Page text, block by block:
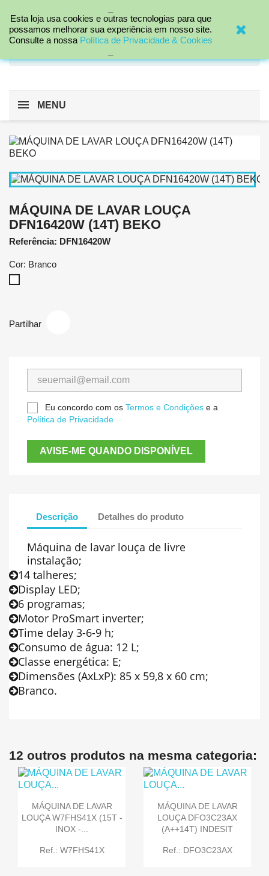

MENU
MÁQUINA DE LAVAR LOUÇA
DFN16420W (14T) BEKO
Referência: DFN16420W
Cor: Branco
Partilhar
Eu concordo com os Termos e Condições e a
Política de Privacidade
AVISE-ME QUANDO DISPONÍVEL
Descrição Detalhes do produto
Máquina de lavar louça de livre
instalação;
14 talheres;
Display LED;
6 programas;
Motor ProSmart inverter;
Time delay 3-6-9 h;
Consumo de água: 12 L;
Classe energética: E;
Dimensões (AxLxP): 85 x 59,8 x 60 cm;
Branco.
12 outros produtos na mesma categoria:
MÁQUINA DE LAVAR
LOUÇA W7FHS41X (15T -
INOX -...
Ref.: W7FHS41X
MÁQUINA DE LAVAR
LOUÇA DFO3C23AX
(A++14T) INDESIT
Ref.: DFO3C23AX
Esta loja usa cookies e outras tecnologias para que
possamos melhorar sua experiência em nosso site.
Consulte a nossa Política de Privacidade & Cookies